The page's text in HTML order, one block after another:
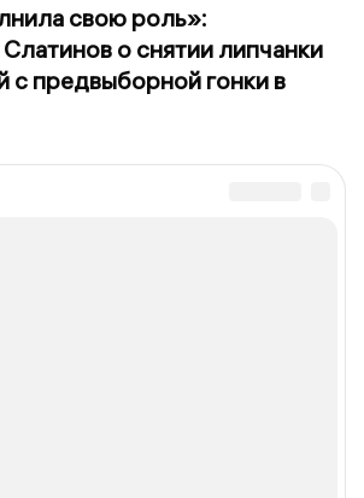
свою роль»:
о снятии липчанки
с предвыборной гонки в